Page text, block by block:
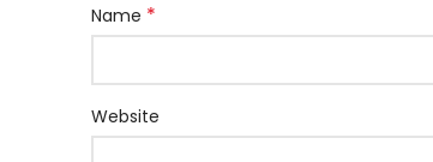
Name *
Website